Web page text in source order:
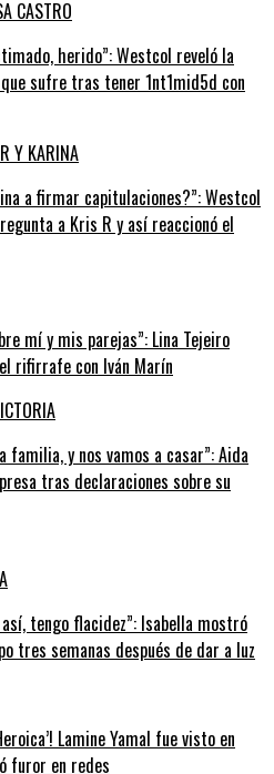
herido”: Westcol reveló la
sufre tras tener 1nt1mid5d con
a firmar capitulaciones?”: Westcol
a Kris R y así reaccionó el
mí y mis parejas”: Lina Tejeiro
rifirrafe con Iván Marín
familia, y nos vamos a casar”: Aida
tras declaraciones sobre su
tengo flacidez”: Isabella mostró
tres semanas después de dar a luz
Lamine Yamal fue visto en
furor en redes